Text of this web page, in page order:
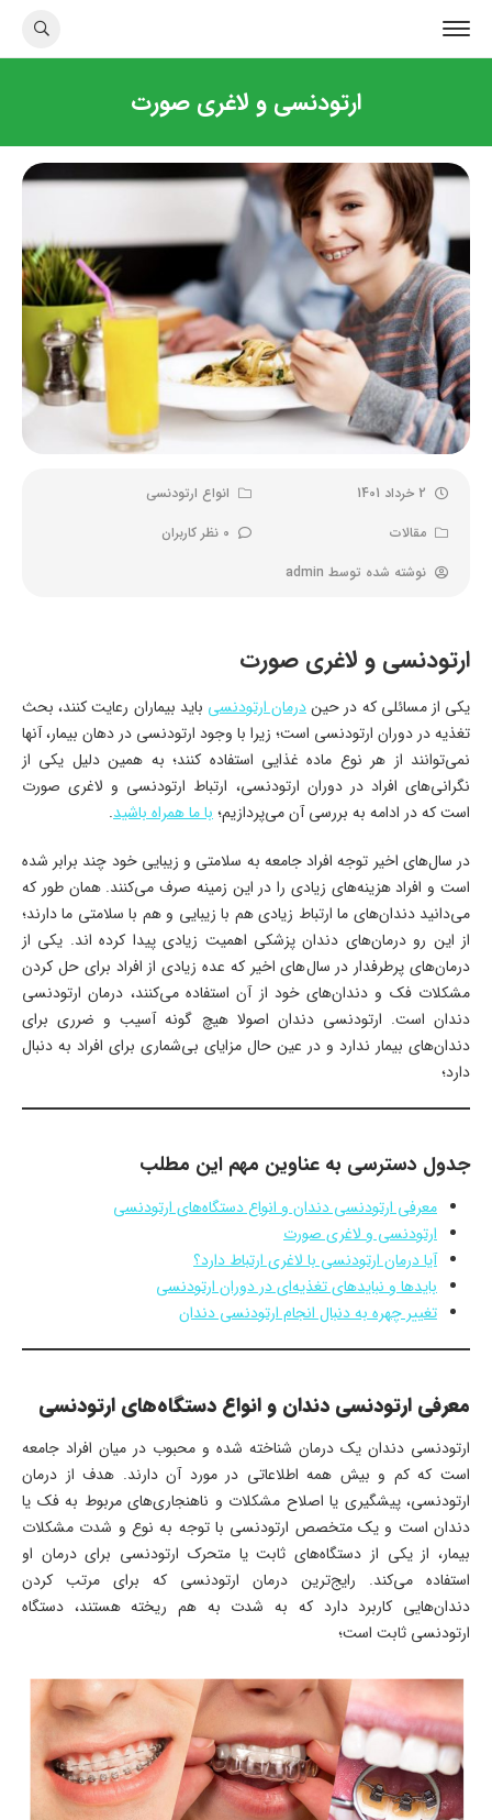
ارتودنسی و لاغری صورت
2 خرداد 1401
انواع ارتودنسی
مقالات
0 نظر کاربران
نوشته شده توسط admin
ارتودنسی و لاغری صورت
یکی از مسائلی که در حیندرمان ارتودنسی باید بیماران رعایت کنند، بحث
تغذیه در دوران ارتودنسی است؛ زیرا با وجود ارتودنسی در دهان بیمار، آنها
نمی‌توانند از هر نوع ماده غذایی استفاده کنند؛ به همین دلیل یکی از
نگرانی‌های افراد در دوران ارتودنسی، ارتباط ارتودنسی و لاغری صورت
است که در ادامه به بررسی آن می‌پردازیم؛با ما همراه باشید.
در سال‌های اخیر توجه افراد جامعه به سلامتی و زیبایی خود چند برابر شده
است و افراد هزینه‌های زیادی را در این زمینه صرف می‌کنند. همان طور که
‌می‌دانید دندان‌های ما ارتباط زیادی هم با زیبایی و هم با سلامتی ما دارند؛
از این رو درمان‌های دندان پزشکی اهمیت زیادی پیدا کرده اند. یکی از
درمان‌های پرطرفدار در سال‌های اخیر که عده زیادی از افراد برای حل کردن
مشکلات فک و دندان‌های خود از آن استفاده می‌کنند، درمان ارتودنسی
دندان است. ارتودنسی دندان اصولا هیچ گونه آسیب و ضرری برای
دندان‌های بیمار ندارد و در عین حال مزایای بی‌شماری برای افراد به دنبال
دارد؛
جدول دسترسی به عناوین مهم این مطلب
معرفی ارتودنسی دندان و انواع دستگاه‌های ارتودنسی
ارتودنسی و لاغری صورت
آیا درمان ارتودنسی با لاغری ارتباط دارد؟
بایدها و نبایدهای تغذیه‌ای در دوران ارتودنسی
تغییر چهره به دنبال انجام ارتودنسی دندان
معرفی ارتودنسی دندان و انواع دستگاه‌های ارتودنسی
ارتودنسی دندان یک درمان شناخته شده و محبوب در میان افراد جامعه
است که کم و بیش همه اطلاعاتی در مورد آن دارند. هدف از درمان
ارتودنسی، پیشگیری یا اصلاح مشکلات و ناهنجاری‌های مربوط به فک یا
دندان است و یک متخصص ارتودنسی با توجه به نوع و شدت مشکلات
بیمار، از یکی از دستگاه‌های ثابت یا متحرک ارتودنسی برای درمان او
استفاده می‌کند. رایج‌ترین درمان ارتودنسی که برای مرتب کردن
دندان‌هایی کاربرد دارد که به شدت به هم ریخته هستند، دستگاه
ارتودنسی ثابت است؛